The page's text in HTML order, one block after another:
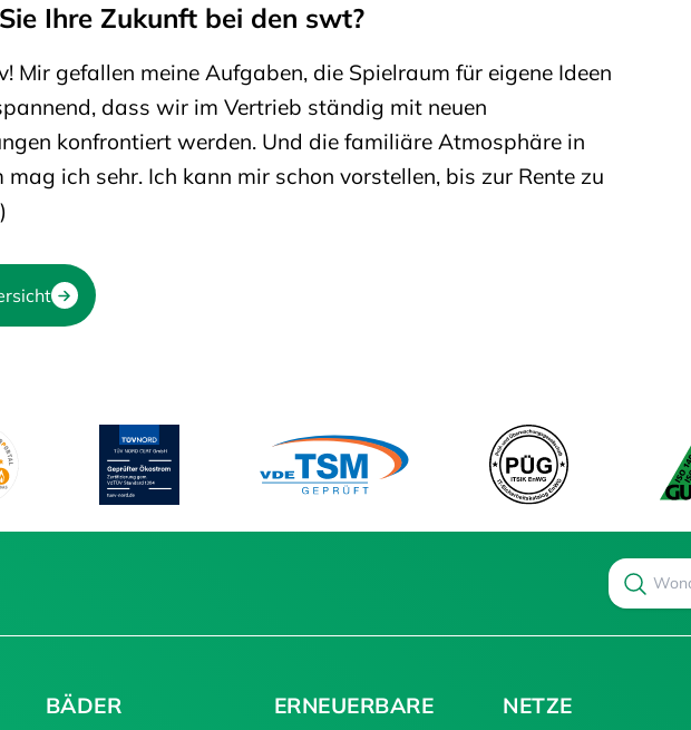
Ihre Zukunft bei den swt?
Mir gefallen meine Aufgaben, die Spielraum für eigene Ideen
dass wir im Vertrieb ständig mit neuen
konfrontiert werden. Und die familiäre Atmosphäre in
mag ich sehr. Ich kann mir schon vorstellen, bis zur Rente zu
Search
BÄDER ERNEUERBARE NETZE